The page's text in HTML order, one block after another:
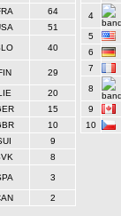
64
51
40
29
20
15
10
9
8
3
2
4
5
6
7
8
9
10